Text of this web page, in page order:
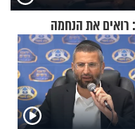
את הנחמה